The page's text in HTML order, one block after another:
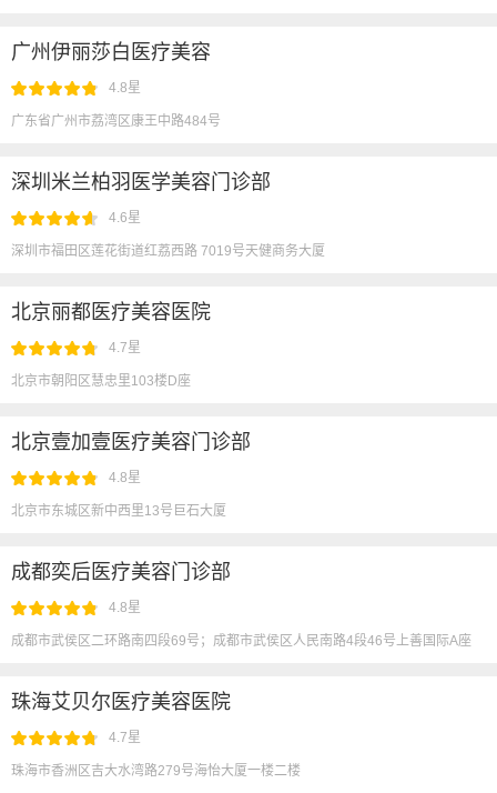
广州伊丽莎白医疗美容
4.8星
广东省广州市荔湾区康王中路484号
深圳米兰柏羽医学美容门诊部
4.6星
深圳市福田区莲花街道红荔西路 7019号天健商务大厦
北京丽都医疗美容医院
4.7星
北京市朝阳区慧忠里103楼D座
北京壹加壹医疗美容门诊部
4.8星
北京市东城区新中西里13号巨石大厦
成都奕后医疗美容门诊部
4.8星
成都市武侯区二环路南四段69号；成都市武侯区人民南路4段46号上善国际A座
珠海艾贝尔医疗美容医院
4.7星
珠海市香洲区吉大水湾路279号海怡大厦一楼二楼